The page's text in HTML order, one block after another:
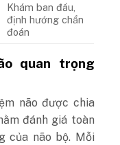
Khám ban đầu,
định hướng chẩn
đoán
quan trọng
não được chia
đánh giá toàn
của não bộ. Mỗi